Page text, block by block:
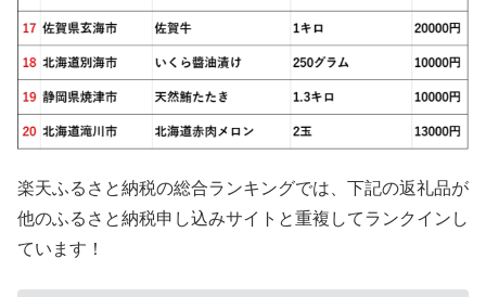
楽天ふるさと納税の総合ランキングでは、下記の返礼品が
他のふるさと納税申し込みサイトと重複してランクインし
ています！